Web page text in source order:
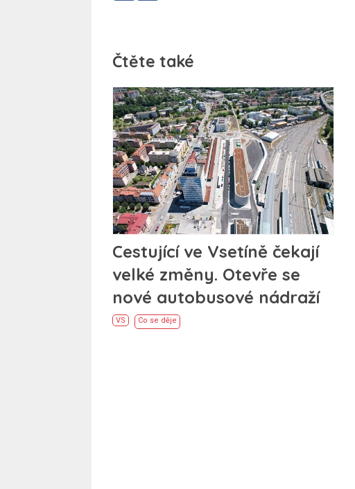
Čtěte také
Cestující ve Vsetíně čekají
velké změny. Otevře se
nové autobusové nádraží
VS Co se děje